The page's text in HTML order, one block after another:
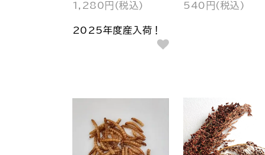
1,280円(税込)
2025年度産入荷！
540円(税込)